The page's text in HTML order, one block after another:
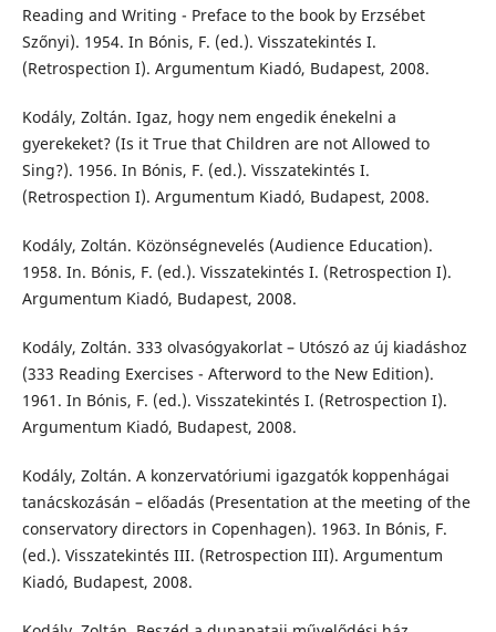
Reading and Writing - Preface to the book by Erzsébet
Szőnyi). 1954. In Bónis, F. (ed.). Visszatekintés I.
(Retrospection I). Argumentum Kiadó, Budapest, 2008.
Kodály, Zoltán. Igaz, hogy nem engedik énekelni a
gyerekeket? (Is it True that Children are not Allowed to
Sing?). 1956. In Bónis, F. (ed.). Visszatekintés I.
(Retrospection I). Argumentum Kiadó, Budapest, 2008.
Kodály, Zoltán. Közönségnevelés (Audience Education).
1958. In. Bónis, F. (ed.). Visszatekintés I. (Retrospection I).
Argumentum Kiadó, Budapest, 2008.
Kodály, Zoltán. 333 olvasógyakorlat – Utószó az új kiadáshoz
(333 Reading Exercises - Afterword to the New Edition).
1961. In Bónis, F. (ed.). Visszatekintés I. (Retrospection I).
Argumentum Kiadó, Budapest, 2008.
Kodály, Zoltán. A konzervatóriumi igazgatók koppenhágai
tanácskozásán – előadás (Presentation at the meeting of the
conservatory directors in Copenhagen). 1963. In Bónis, F.
(ed.). Visszatekintés III. (Retrospection III). Argumentum
Kiadó, Budapest, 2008.